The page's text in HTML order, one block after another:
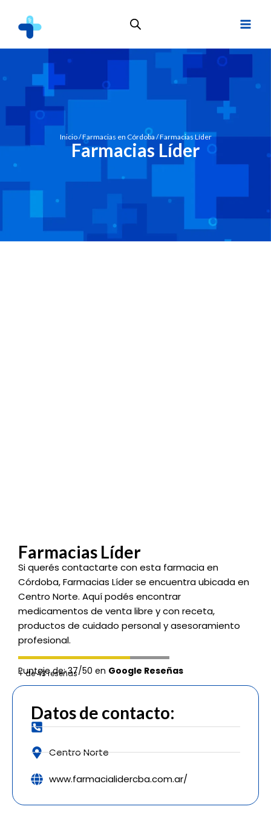
Inicio/Farmacias en Córdoba / Farmacias Líder
Farmacias Líder
Farmacias Líder
Si querés contactarte con esta farmacia en
Córdoba, Farmacias Líder se encuentra ubicada en
Centro Norte. Aquí podés encontrar
medicamentos de venta libre y con receta,
productos de cuidado personal y asesoramiento
profesional.
Puntaje de: 37/50 en Google Reseñas
+ de 43 reseñas
Datos de contacto:
Centro Norte
www.farmacialidercba.com.ar/